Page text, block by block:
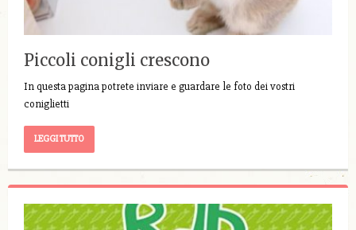
Piccoli conigli crescono
In questa pagina potrete inviare e guardare le foto dei vostri
coniglietti
LEGGI TUTTO